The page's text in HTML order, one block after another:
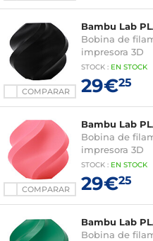
COMPARAR
Bambu Lab
Bobina de
impresora 3D
STOCK : EN STOCK
29€25
COMPARAR
Bambu Lab
Bobina de
impresora 3D
STOCK : EN STOCK
29€25
Bambu Lab
Bobina de